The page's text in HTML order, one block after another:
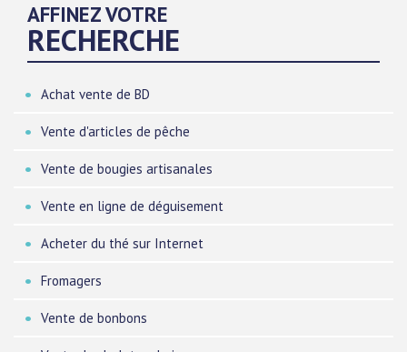
AFFINEZ VOTRE
RECHERCHE
Achat vente de BD
Vente d'articles de pêche
Vente de bougies artisanales
Vente en ligne de déguisement
Acheter du thé sur Internet
Fromagers
Vente de bonbons